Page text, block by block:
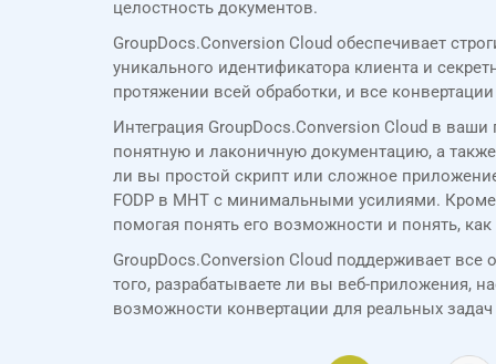
целостность документов.
GroupDocs.Conversion Cloud обеспечивает
уникального идентификатора клиента и
протяжении всей обработки, и все
Интеграция GroupDocs.Conversion Cloud в
понятную и лаконичную документацию, а
ли вы простой скрипт или сложное
FODP в MHT с минимальными усилиями. Кроме
помогая понять его возможности и понять,
GroupDocs.Conversion Cloud поддерживает все
того, разрабатываете ли вы веб-приложения,
возможности конвертации для реальных задач